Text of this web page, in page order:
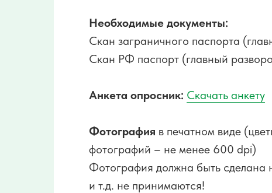
Необходимые документы:
Скан заграничного паспорта
Скан РФ паспорт (главный
Анкета опросник: Скачать анкету
Фотография в печатном виде
фотографий – не менее 600 dpi)
Фотография должна быть сделана
и т.д. не принимаются!